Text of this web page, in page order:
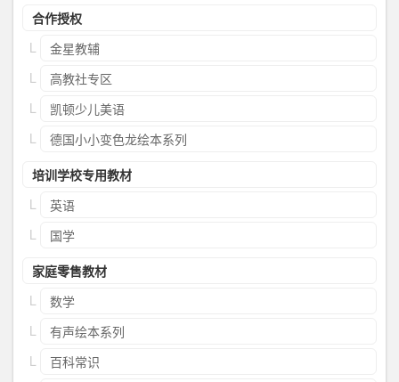
合作授权
金星教辅
高教社专区
凯顿少儿美语
德国小小变色龙绘本系列
培训学校专用教材
英语
国学
家庭零售教材
数学
有声绘本系列
百科常识